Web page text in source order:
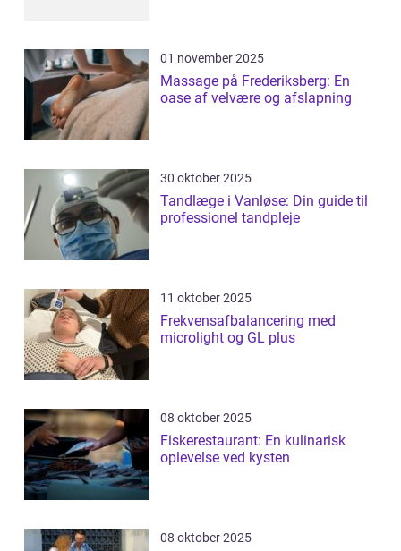
01 november 2025
Massage på Frederiksberg: En
oase af velvære og afslapning
30 oktober 2025
Tandlæge i Vanløse: Din guide til
professionel tandpleje
11 oktober 2025
Frekvensafbalancering med
microlight og GL plus
08 oktober 2025
Fiskerestaurant: En kulinarisk
oplevelse ved kysten
08 oktober 2025